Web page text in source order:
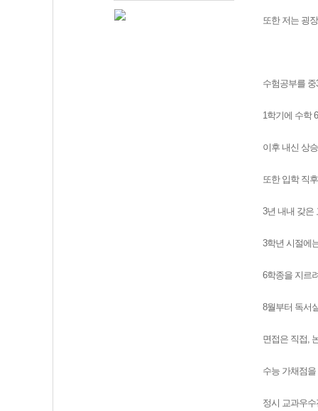
또한 저는 굉
수험공부를
1학기에 수학
이후 내신 상
또한 입학 직
3년 내내 갖은
3학년 시절에
6학종을 지르
8월부터 독서
면접은 직접,
수능 가채점
정시 교과우